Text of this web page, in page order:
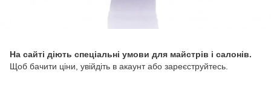
На сайті діють спеціальні умови для майстрів і салонів.
Щоб бачити ціни, увійдіть в акаунт або зареєструйтесь.